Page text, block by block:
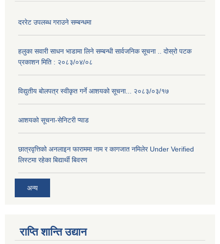
दररेट उपलब्ध गराउने सम्बन्धमा
हलुका सवारी साधन भाडामा लिने सम्बन्धी सार्वजनिक सूचना .. दोस्रो पटक
प्रकाशन मिति : २०८३/०४/०८
विद्युतीय बोलपत्र स्वीकृत गर्ने आशयको सूचना... २०८३/०३/१७
आशयको सूचना-सेनिटरी प्याड
छात्रवृत्तिको अनलाइन फाराममा नाम र कागजात नमिलेर Under Verified
लिस्टमा रहेका बिद्यार्थी बिवरण
अन्य
राप्ति शान्ति उद्यान